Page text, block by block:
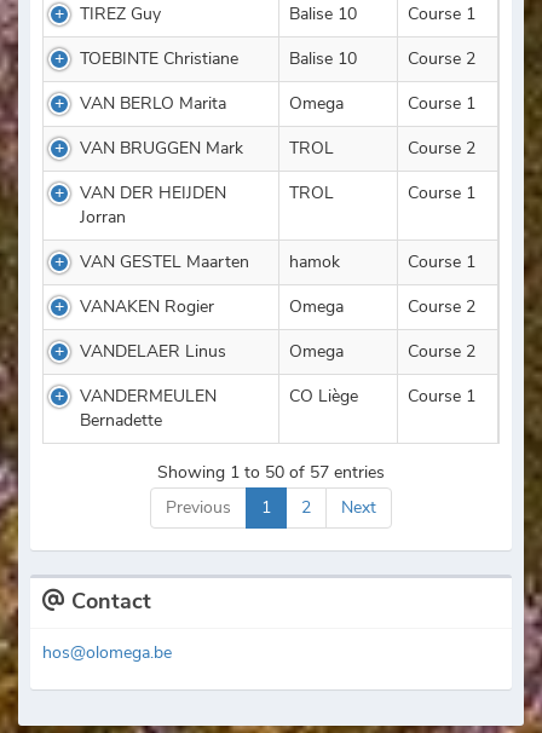
TIREZ Guy Balise 10
Course 1
TOEBINTE Christiane
Balise 10
Course 2
VAN BERLO Marita
Omega
Course 1
VAN BRUGGEN Mark
TROL
Course 2
VAN DER HEIJDEN
Jorran
TROL Course 1
VAN GESTEL Maarten hamok
Course 1
VANAKEN Rogier
Omega
Course 2
VANDELAER Linus
Omega
Course 2
VANDERMEULEN
Bernadette
CO Liège Course 1
Showing 1 to 50 of 57 entries
Previous
1 2 Next
Contact
hos@olomega.be